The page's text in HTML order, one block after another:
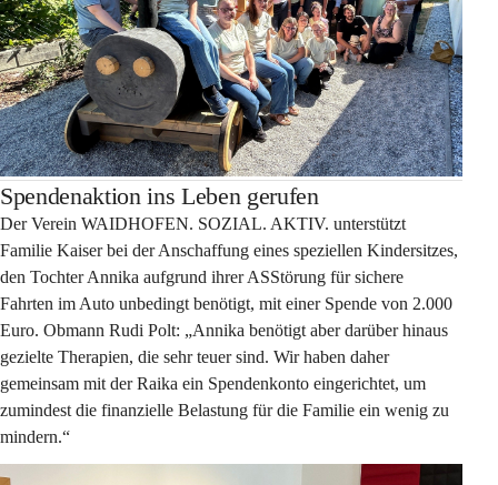
Spendenaktion ins Leben gerufen
Der Verein WAIDHOFEN. SOZIAL. AKTIV. unterstützt
Familie Kaiser bei der Anschaffung eines speziellen Kindersitzes,
den Tochter Annika aufgrund ihrer ASStörung für sichere
Fahrten im Auto unbedingt benötigt, mit einer Spende von 2.000
Euro. Obmann Rudi Polt: „Annika benötigt aber darüber hinaus
gezielte Therapien, die sehr teuer sind. Wir haben daher
gemeinsam mit der Raika ein Spendenkonto eingerichtet, um
zumindest die finanzielle Belastung für die Familie ein wenig zu
mindern.“